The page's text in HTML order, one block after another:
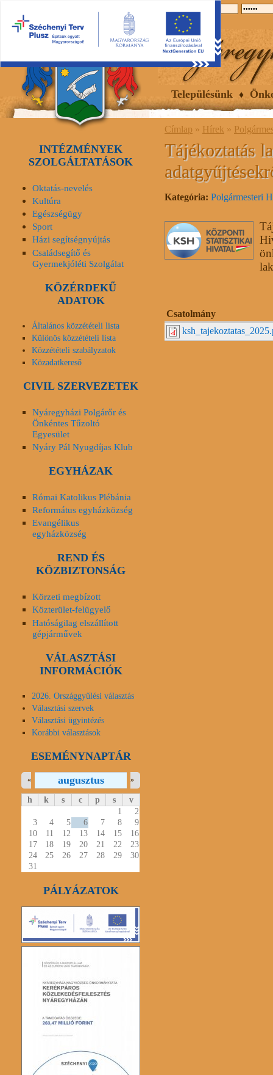
Településünk
Címlap » Hírek »
Tájékoztatás
Kategória: Polgármesteri
Csatolmány
INTÉZMÉNYEK
SZOLGÁLTATÁSOK
Oktatás-nevelés
Kultúra
Egészségügy
Sport
Házi segítségnyújtás
Családsegítő és
Gyermekjóléti Szolgálat
KÖZÉRDEKŰ
ADATOK
Általános közzétételi lista
Különös közzétételi lista
Közzétételi szabályzatok
Közadatkereső
CIVIL SZERVEZETEK
Nyáregyházi Polgárőr és
Önkéntes Tűzoltó
Egyesület
Nyáry Pál Nyugdíjas Klub
EGYHÁZAK
Római Katolikus Plébánia
Református egyházközség
Evangélikus
egyházközség
REND ÉS
KÖZBIZTONSÁG
Körzeti megbízott
Közterület-felügyelő
Hatóságilag elszállított
gépjárművek
VÁLASZTÁSI
INFORMÁCIÓK
2026. Országgyűlési választás
Választási szervek
Választási ügyintézés
Korábbi választások
ESEMÉNYNAPTÁR
augusztus
« »
h k s c p s
v
1
2
3
4 5 6 7 8
9
10
11 12 13 14 15
16
17
18 19 20 21 22
23
24
25 26 27 28 29
30
31
PÁLYÁZATOK